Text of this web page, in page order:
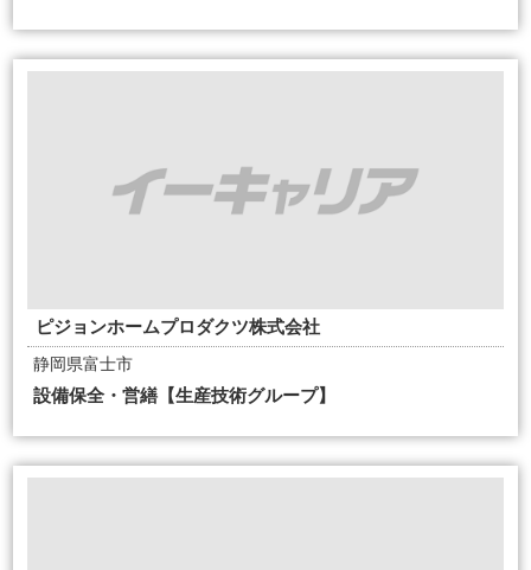
ピジョンホームプロダクツ株式会社
静岡県富士市
設備保全・営繕【生産技術グループ】